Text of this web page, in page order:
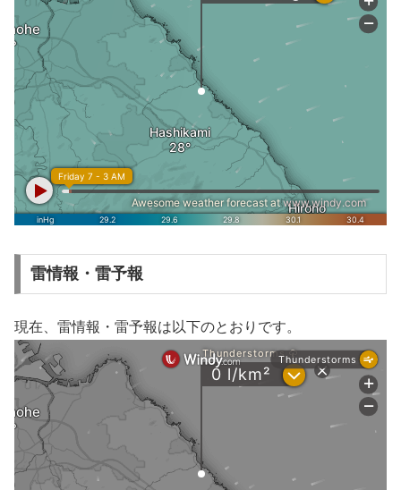
雷情報・雷予報
現在、雷情報・雷予報は以下のとおりです。